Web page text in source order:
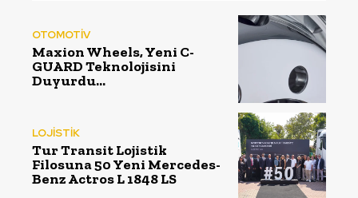
OTOMOTİV
Maxion Wheels, Yeni C-
GUARD Teknolojisini
Duyurdu…
LOJİSTİK
Tur Transit Lojistik
Filosuna 50 Yeni Mercedes-
Benz Actros L 1848 LS